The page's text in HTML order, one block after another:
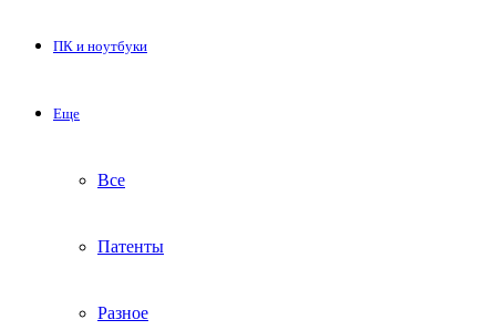
ПК и ноутбуки
Еще
Все
Патенты
Разное